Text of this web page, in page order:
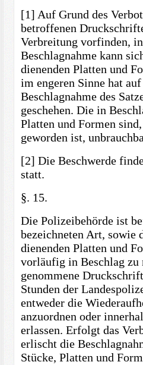
[1] Auf Grund des
betroffenen
Verbreitung vorfinden,
Beschlagnahme kann
dienenden Platten und
im engeren Sinne hat
Beschlagnahme des
geschehen. Die in
Platten und Formen
geworden ist,
[2] Die Beschwerde
statt.
§. 15.
Die Polizeibehörde ist
bezeichneten Art,
dienenden Platten und
vorläufig in Beschlag zu
genommene
Stunden der
entweder die
anzuordnen oder
erlassen. Erfolgt das
erlischt die
Stücke, Platten und